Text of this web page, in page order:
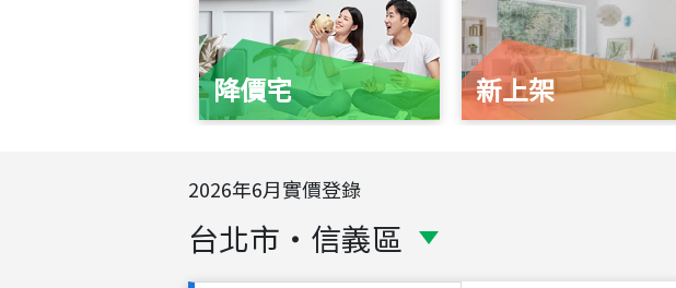
降價宅 新上架
2026年6月實價登錄
台北市 ・ 信義區